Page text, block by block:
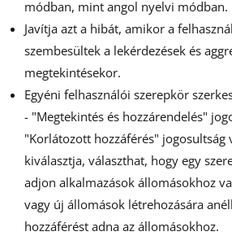
módban, mint angol nyelvi módban.
Javítja azt a hibát, amikor a
szembesültek a lekérdezések és
megtekintésekor.
Egyéni felhasználói szerepkör
- "Megtekintés és hozzárendelés"
"Korlátozott hozzáférés" jogosultság
kiválasztja, választhat, hogy egy
adjon alkalmazások állomásokhoz
vagy új állomások létrehozására
hozzáférést adna az állomásokhoz.